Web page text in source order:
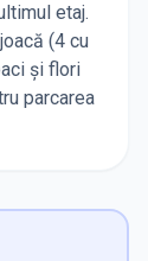
etaj.
(4 cu
și flori
parcarea